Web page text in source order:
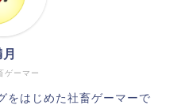
ゲーマー
をはじめた社畜ゲーマーで